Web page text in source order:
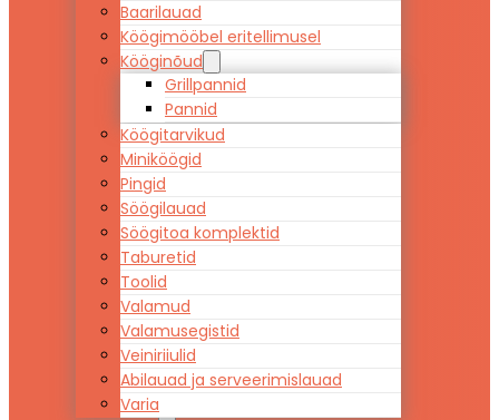
Baarilauad
Köögimööbel eritellimusel
Kööginõud
Grillpannid
Pannid
Köögitarvikud
Miniköögid
Pingid
Söögilauad
Söögitoa komplektid
Taburetid
Toolid
Valamud
Valamusegistid
Veiniriiulid
Abilauad ja serveerimislauad
Varia